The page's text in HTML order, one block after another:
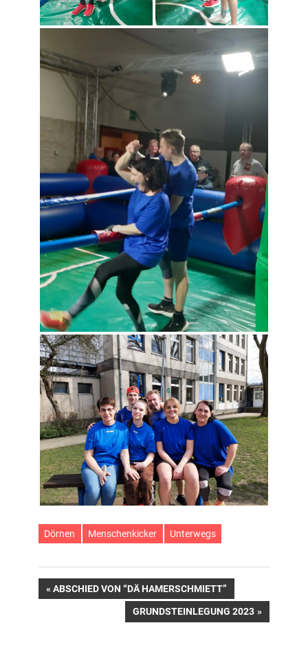
Dörnen Menschenkicker Unterwegs
Beitragsnavigation
VORHERIGER
ABSCHIED VON “DÄ HAMERSCHMIETT”
NÄCHSTER
BEITRAG:
GRUNDSTEINLEGUNG 2023